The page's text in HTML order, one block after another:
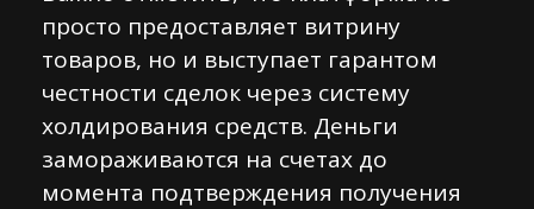
просто предоставляет витрину
товаров, но и выступает гарантом
честности сделок через систему
холдирования средств. Деньги
замораживаются на счетах до
момента подтверждения получения